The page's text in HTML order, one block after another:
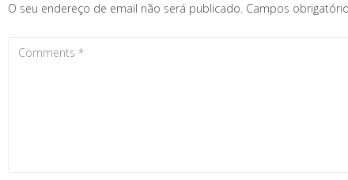
O seu endereço de email não será publicado. Campos